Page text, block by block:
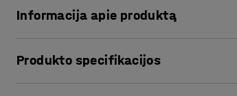
Informacija apie produktą
patogiomis, ergonomiškomis dviejų dalių
Produkto specifikacijos